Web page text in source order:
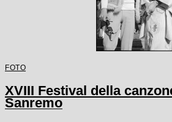
FOTO
XVIII Festival della
Sanremo